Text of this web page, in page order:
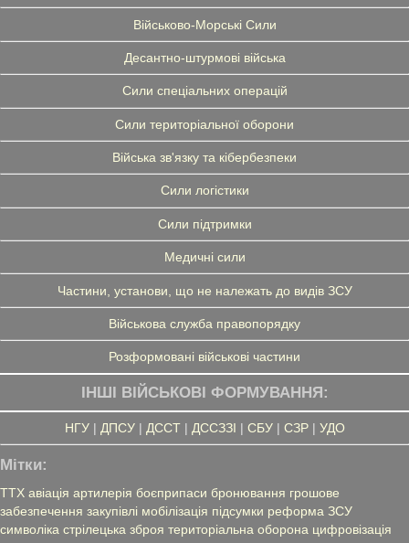
Військово-Морські Сили
Десантно-штурмові війська
Сили спеціальних операцій
Сили територіальної оборони
Війська зв'язку та кібербезпеки
Сили логістики
Сили підтримки
Медичні сили
Частини, установи, що не належать до видів ЗСУ
Військова служба правопорядку
Розформовані військові частини
ІНШІ ВІЙСЬКОВІ ФОРМУВАННЯ:
НГУ| ДПСУ| ДССТ| ДССЗЗІ | СБУ| СЗР| УДО
Мітки:
ТТХ авіація артилерія боєприпаси бронювання грошове
забезпечення закупівлі мобілізація підсумки реформа ЗСУ
символіка стрілецька зброя територіальна оборона цифровізація